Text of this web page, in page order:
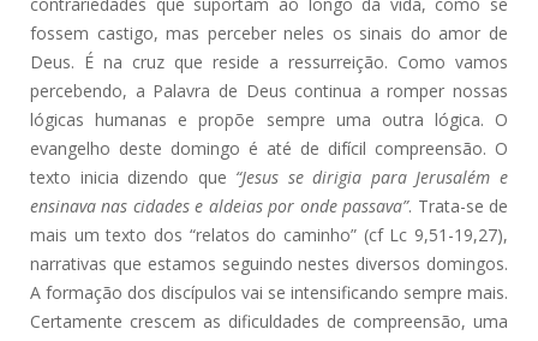
fossem castigo, mas perceber neles os sinais do amor de
Deus. É na cruz que reside a ressurreição. Como vamos
percebendo, a Palavra de Deus continua a romper nossas
lógicas humanas e propõe sempre uma outra lógica. O
evangelho deste domingo é até de difícil compreensão. O
texto inicia dizendo que “Jesus se dirigia para Jerusalém e
ensinava nas cidades e aldeias por onde passava”. Trata-se de
mais um texto dos “relatos do caminho” (cf Lc 9,51-19,27),
narrativas que estamos seguindo nestes diversos domingos.
A formação dos discípulos vai se intensificando sempre mais.
Certamente crescem as dificuldades de compreensão, uma